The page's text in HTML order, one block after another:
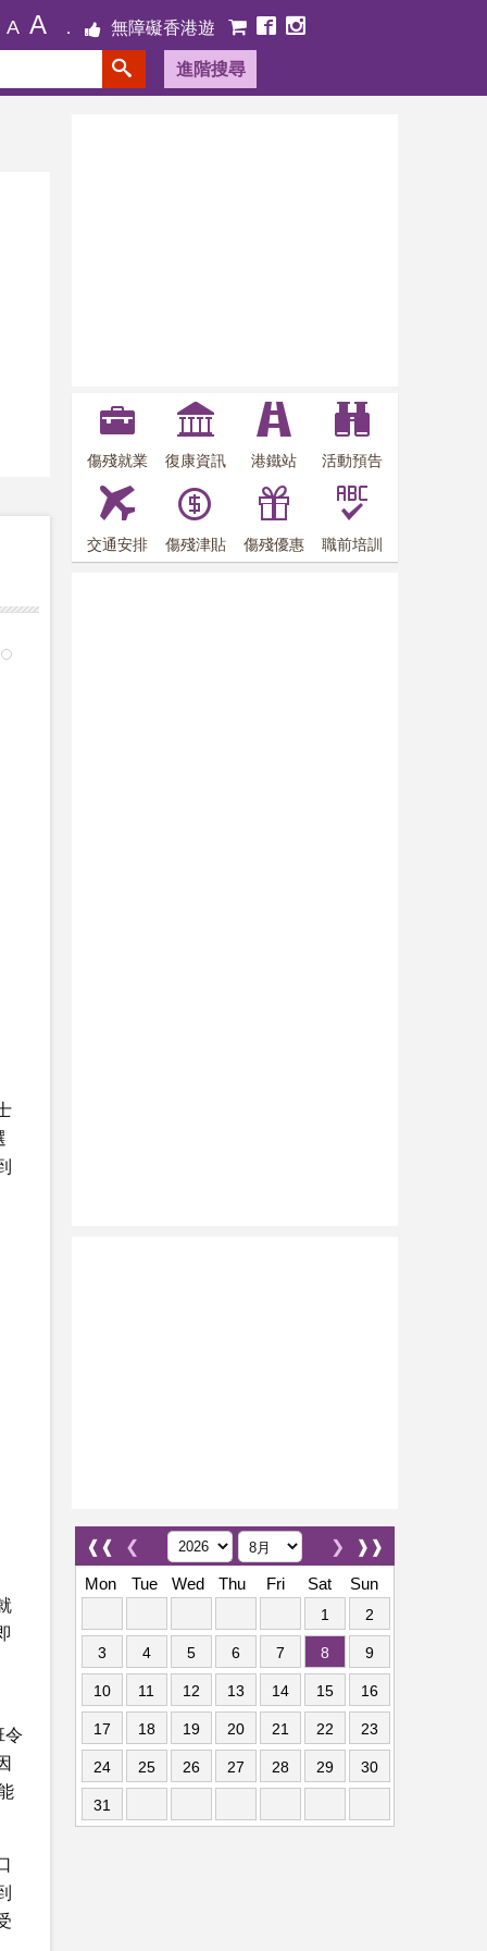
A A 無障礙香港遊
進階搜尋
8
令
傷殘就業 復康資訊 港鐵站 活動預告
交通安排 傷殘津貼 傷殘優惠 職前培訓
❰❰ ❮ ❱❱
❯
Mon
Tue Wed Thu Fri Sat Sun
1 2
3 4 5 6 7 8 9
10 11 12 13 14 15 16
17 18 19 20 21 22 23
24 25 26 27 28 29 30
31